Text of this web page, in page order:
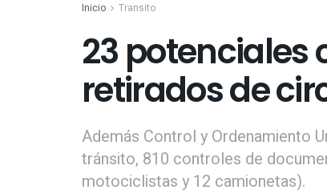
Inicio Transito
23 potenciales
retirados de
Además Control y Ordenamiento
tránsito, 810 controles de
motociclistas y 12 camionetas).